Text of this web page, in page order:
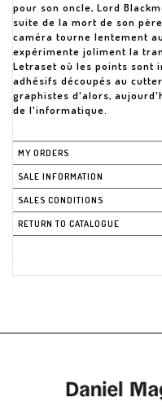
pour son oncle, Lord
suite de la mort de son
caméra tourne lentement
expérimente joliment la
Letraset où les points sont
adhésifs découpés au
graphistes d'alors,
MY ORDERS
SALE INFORMATION
SALES CONDITIONS
RETURN TO CATALOGUE